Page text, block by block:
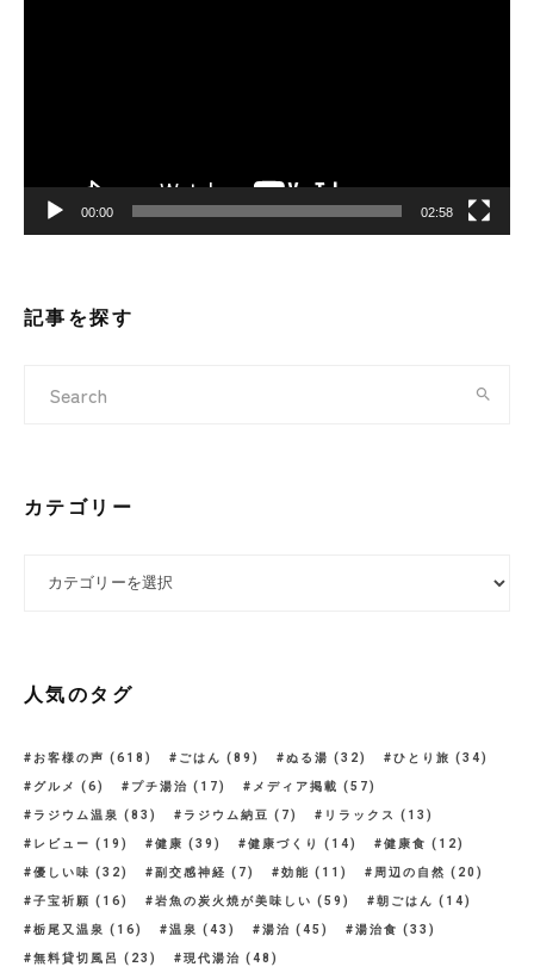
00:00 02:58
記事を探す
カテゴリー
人気のタグ
お客様の声 (618) ごはん (89) ぬる湯 (32) ひとり旅 (34)
グルメ (6) プチ湯治 (17) メディア掲載 (57)
ラジウム温泉 (83) ラジウム納豆 (7) リラックス (13)
レビュー (19) 健康 (39) 健康づくり (14) 健康食 (12)
優しい味 (32) 副交感神経 (7) 効能 (11) 周辺の自然 (20)
子宝祈願 (16) 岩魚の炭火焼が美味しい (59) 朝ごはん (14)
栃尾又温泉 (16) 温泉 (43) 湯治 (45) 湯治食 (33)
無料貸切風呂 (23) 現代湯治 (48)